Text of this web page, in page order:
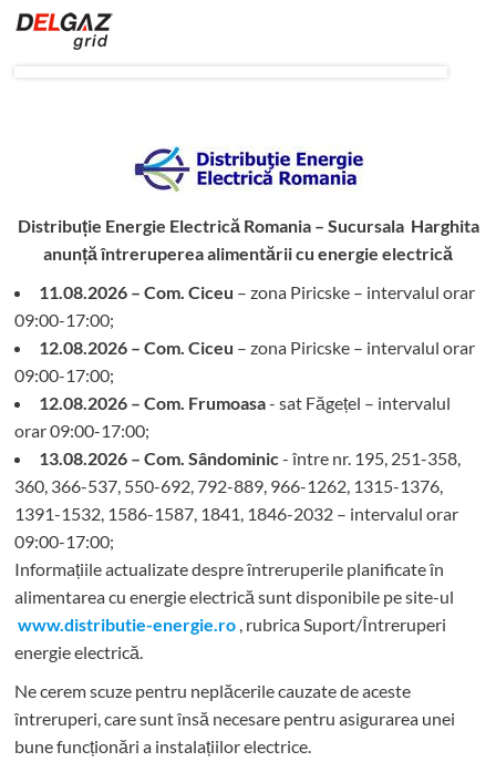
Distribuție Energie Electrică Romania – Sucursala Harghita
anunță întreruperea alimentării cu energie electrică
11.08.2026 – Com. Ciceu – zona Piricske – intervalul orar
09:00-17:00;
12.08.2026 – Com. Ciceu – zona Piricske – intervalul orar
09:00-17:00;
12.08.2026 – Com. Frumoasa- sat Făgețel – intervalul
orar 09:00-17:00;
13.08.2026 – Com. Sândominic - între nr. 195, 251-358,
360, 366-537, 550-692, 792-889, 966-1262, 1315-1376,
1391-1532, 1586-1587, 1841, 1846-2032 – intervalul orar
09:00-17:00;
Informațiile actualizate despre întreruperile planificate în
alimentarea cu energie electrică sunt disponibile pe site-ul
www.distributie-energie.ro , rubrica Suport/Întreruperi
energie electrică.
Ne cerem scuze pentru neplăcerile cauzate de aceste
întreruperi, care sunt însă necesare pentru asigurarea unei
bune funcționări a instalațiilor electrice.